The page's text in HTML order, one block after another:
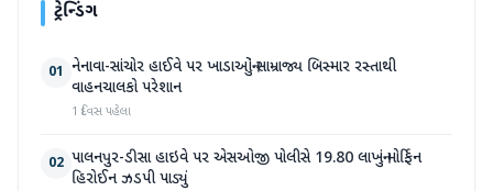
ટ્રેન્ડિંગ
01 નેનાવા-સાંચોર હાઈવે પર ખાડાઓનું સામ્રાજ્ય બિસ્માર રસ્તાથી
વાહનચાલકો પરેશાન
1 દિવસ પહેલા
02 પાલનપુર-ડીસા હાઇવે પર એસઓજી પોલીસે 19.80 લાખનું મોર્ફિન
હિરોઈન ઝડપી પાડ્યું